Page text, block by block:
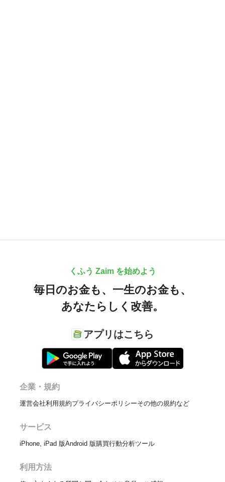
くふう Zaim を始めよう
毎日のお金も、 一生のお金も、
あなたらしく改善。
アプリはこちら
企業・規約
運営会社利用規約プライバシーポリシーその他の規約など
サービス
iPhone, iPad 版Android 版購買行動分析ツール
利用方法